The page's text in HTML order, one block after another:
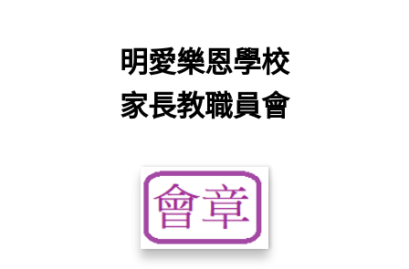
明愛樂恩學校
家長教職員會